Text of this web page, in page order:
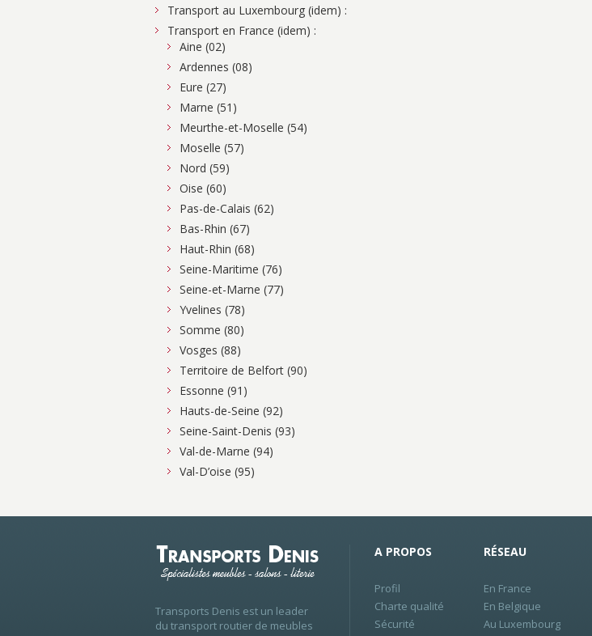
Transport au Luxembourg (idem) :
Transport en France (idem) :
Aine (02)
Ardennes (08)
Eure (27)
Marne (51)
Meurthe-et-Moselle (54)
Moselle (57)
Nord (59)
Oise (60)
Pas-de-Calais (62)
Bas-Rhin (67)
Haut-Rhin (68)
Seine-Maritime (76)
Seine-et-Marne (77)
Yvelines (78)
Somme (80)
Vosges (88)
Territoire de Belfort (90)
Essonne (91)
Hauts-de-Seine (92)
Seine-Saint-Denis (93)
Val-de-Marne (94)
Val-D’oise (95)
Transports Denis est un leader
du transport routier de meubles
A PROPOS
Profil
Charte qualité
Sécurité
RÉSEAU
En France
En Belgique
Au Luxembourg